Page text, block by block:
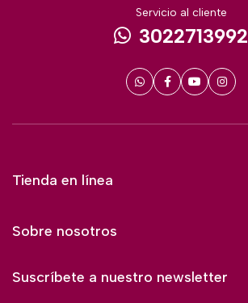
Servicio al cliente
3022713992
Tienda en línea
Sobre nosotros
Suscríbete a nuestro newsletter